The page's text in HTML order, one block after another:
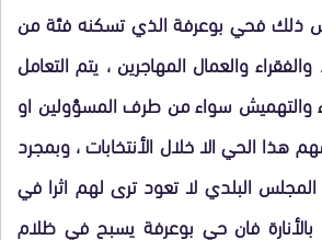
ذلك فحي بوعرفة الذي تسكنه فئة من
والعمال المهاجرين ، يتم التعامل
والتهميش سواء من طرف المسؤولين او
هذا الحي الا خلال الأنتخابات ، وبمجرد
البلدي لا تعود ترى لهم اثرا في
فان حي بوعرفة يسبح في ظلام